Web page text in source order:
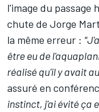
l'image du passage
chute de Jorge
la même erreur :
être eu de
réalisé qu'il y avait
assuré en
instinct, j'ai évité ça